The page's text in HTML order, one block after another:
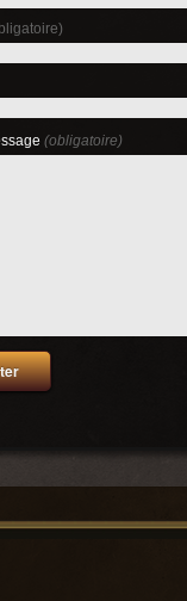
(obligatoire)